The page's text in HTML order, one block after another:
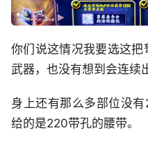
你们说这情况我要选这
武器，也没有想到会连续
身上还有那么多部位没
给的是220带孔的腰带。